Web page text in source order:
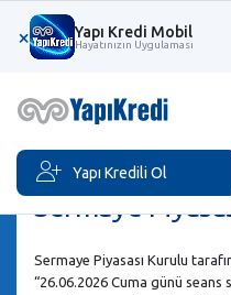
× Yapı Kredi Mobil
Hayatınızın Uygulaması
Yapı Kredili Ol
Sermaye
Sermaye Piyasası Kurulu
“26.06.2026 Cuma günü seans